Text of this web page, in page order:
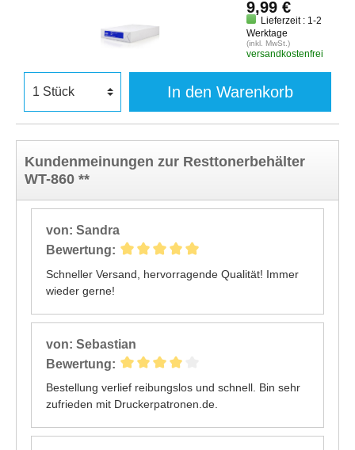
9,99 €
Lieferzeit : 1-2
Werktage
(inkl. MwSt.)
versandkostenfrei
In den Warenkorb
Kundenmeinungen zur Resttonerbehälter
WT-860 **
von: Sandra
Bewertung:
Schneller Versand, hervorragende Qualität! Immer
wieder gerne!
von: Sebastian
Bewertung:
Bestellung verlief reibungslos und schnell. Bin sehr
zufrieden mit Druckerpatronen.de.